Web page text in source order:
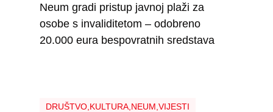
Neum gradi pristup javnoj plaži za
osobe s invaliditetom – odobreno
20.000 eura bespovratnih sredstava
DRUŠTVO, KULTURA, NEUM VIJESTI